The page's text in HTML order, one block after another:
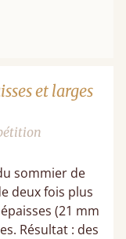
et larges
sommier de
deux fois plus
(21 mm
Résultat : des